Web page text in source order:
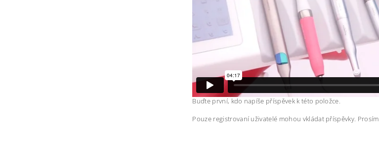
Buďte první, kdo napíše příspěvek k této položce.
Pouze registrovaní uživatelé mohou vkládat příspěvky. Prosím